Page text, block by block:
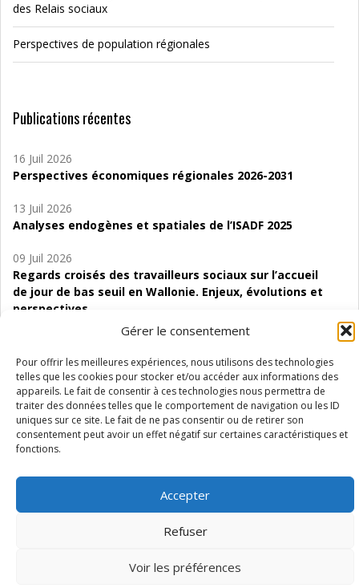
Gérer le consentement
Pour offrir les meilleures expériences, nous utilisons des technologies
telles que les cookies pour stocker et/ou accéder aux informations des
appareils. Le fait de consentir à ces technologies nous permettra de
traiter des données telles que le comportement de navigation ou les ID
uniques sur ce site. Le fait de ne pas consentir ou de retirer son
consentement peut avoir un effet négatif sur certaines caractéristiques et
fonctions.
Accepter
Refuser
Voir les préférences
des Relais sociaux
Perspectives de population régionales
Publications récentes
16 Juil 2026
Perspectives économiques régionales 2026-2031
13 Juil 2026
Analyses endogènes et spatiales de l’ISADF 2025
09 Juil 2026
Regards croisés des travailleurs sociaux sur l’accueil
de jour de bas seuil en Wallonie. Enjeux, évolutions et
perspectives
Étude d’évaluabilité des Structures
d’accompagnement à l’autocréation d’emploi (SAACE)
01 Juil 2026
Pénurie du personnel infirmier :quels indicateurs
d’offre de soins pour comprendre la situation en